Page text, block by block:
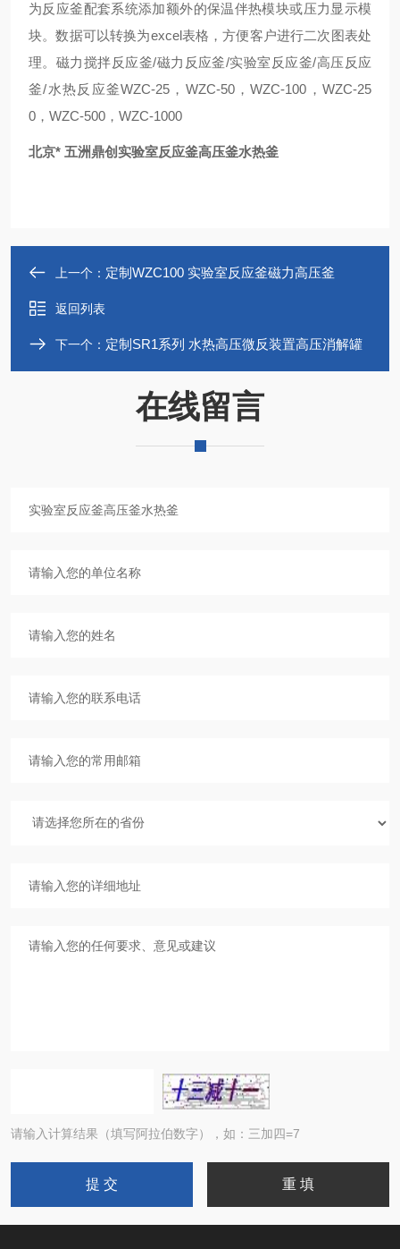
为反应釜配套系统添加额外的保温伴热模块或压力显示模
块。数据可以转换为excel表格，方便客户进行二次图表处
理。磁力搅拌反应釜/磁力反应釜/实验室反应釜/高压反应
釜/水热反应釜WZC-25，WZC-50，WZC-100，WZC-25
0，WZC-500，WZC-1000
北京* 五洲鼎创实验室反应釜高压釜水热釜
上一个： 定制WZC100 实验室反应釜磁力高压釜
返回列表
下一个： 定制SR1系列 水热高压微反装置高压消解罐
在线留言
请输入计算结果（填写阿拉伯数字），如：三加四=7